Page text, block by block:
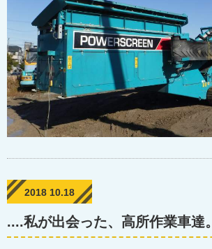
2018 10.18
....私が出会った、高所作業車達。